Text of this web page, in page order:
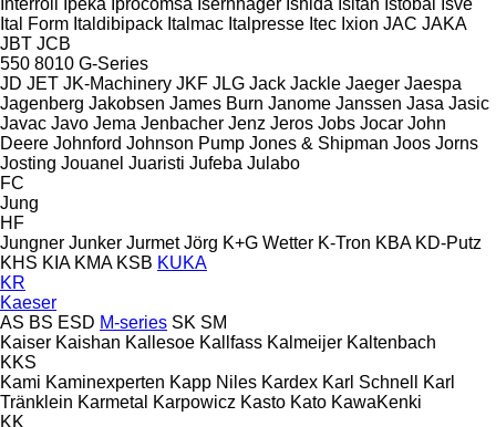
Ital Form Italdibipack Italmac Italpresse Itec Ixion JAC JAKA
JBT JCB
550 8010 G-Series
JD JET JK-Machinery JKF JLG Jack Jackle Jaeger Jaespa
Jagenberg Jakobsen James Burn Janome Janssen Jasa Jasic
Javac Javo Jema Jenbacher Jenz Jeros Jobs Jocar John
Deere Johnford Johnson Pump Jones & Shipman Joos Jorns
Josting Jouanel Juaristi Jufeba Julabo
FC
Jung
HF
Jungner Junker Jurmet Jörg K+G Wetter K-Tron KBA KD-Putz
KHS KIA KMA KSB KUKA
KR
Kaeser
AS BS ESD M-series SK SM
Kaiser Kaishan Kallesoe Kallfass Kalmeijer Kaltenbach
KKS
Kami Kaminexperten Kapp Niles Kardex Karl Schnell
Karl
Tränklein Karmetal Karpowicz Kasto Kato KawaKenki
KK